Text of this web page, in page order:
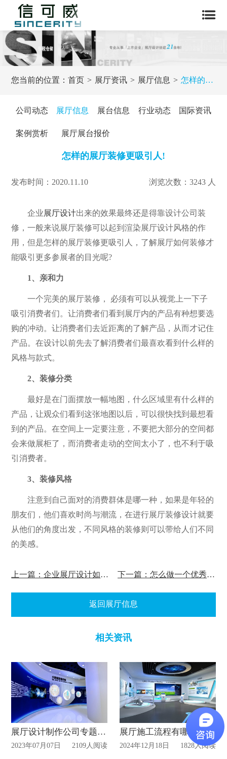
您当前的位置：首页 展厅资讯 展厅信息 怎样的展厅装修更吸引人!
公司动态 展厅信息 展台信息 行业动态 国际资讯
案例赏析 展厅展台报价
怎样的展厅装修更吸引人!
发布时间：2020.11.10 浏览次数：3243 人
企业展厅设计出来的效果最终还是得靠设计公司装
修，一般来说展厅装修可以起到渲染展厅设计风格的作
用，但是怎样的展厅装修更吸引人，了解展厅如何装修才
能吸引更多参展者的目光呢?
1、亲和力
一个完美的展厅装修， 必须有可以从视觉上一下子
吸引消费者们。让消费者们看到展厅内的产品有种想要选
购的冲动。让消费者们去近距离的了解产品，从而才记住
产品。在设计以前先去了解消费者们最喜欢看到什么样的
风格与款式。
2、装修分类
最好是在门面摆放一幅地图，什么区域里有什么样的
产品，让观众们看到这张地图以后，可以很快找到最想看
到的产品。在空间上一定要注意，不要把大部分的空间都
会来做展柜了，而消费者走动的空间太小了，也不利于吸
引消费者。
3、装修风格
注意到自己面对的消费群体是哪一种，如果是年轻的
朋友们，他们喜欢时尚与潮流，在进行展厅装修设计就要
从他们的角度出发，不同风格的装修则可以带给人们不同
的美感。
上一篇：企业展厅设计如何通过设计手法塑造企业品牌！ 下一篇：怎么做一个优秀出色的企业展厅设计?
返回展厅信息
相关资讯
展厅设计制作公司专题分享
2023年07月07日 2109人阅读
展厅施工流程有哪些？信可威告诉您
2024年12月18日 1828人阅读